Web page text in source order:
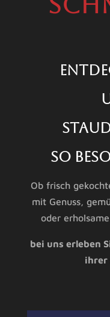
so
Ob frisch
mit Genuss,
oder
bei uns erleben
ihrer